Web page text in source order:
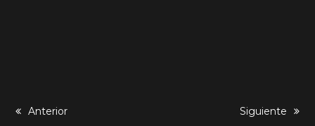
previous
Anterior
next
Siguiente